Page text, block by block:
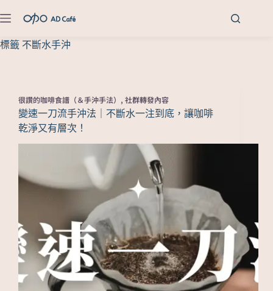
標籤 不斷水手沖
很讚的咖啡食譜（＆手沖手法） , 社群轉發內容
變速一刀流手沖法｜不斷水一注到底，讓咖啡
乾淨又有層次！